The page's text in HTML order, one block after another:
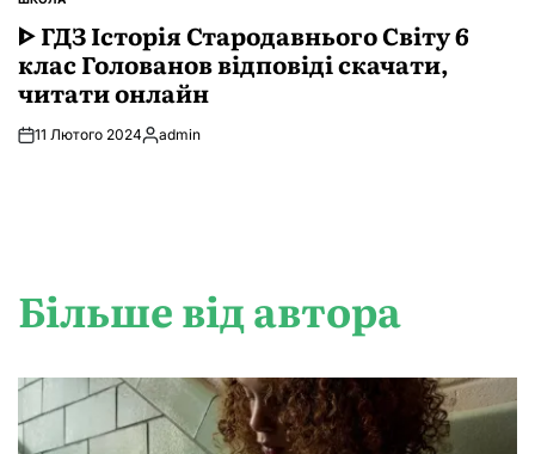
ОПУБЛІКУВАТИ
Уᐈ ГДЗ Історія Стародавнього Свiту 6
клас Голованов відповіді скачати,
читати онлайн
11 Лютого 2024Опубліковано
admin
Більше від автора